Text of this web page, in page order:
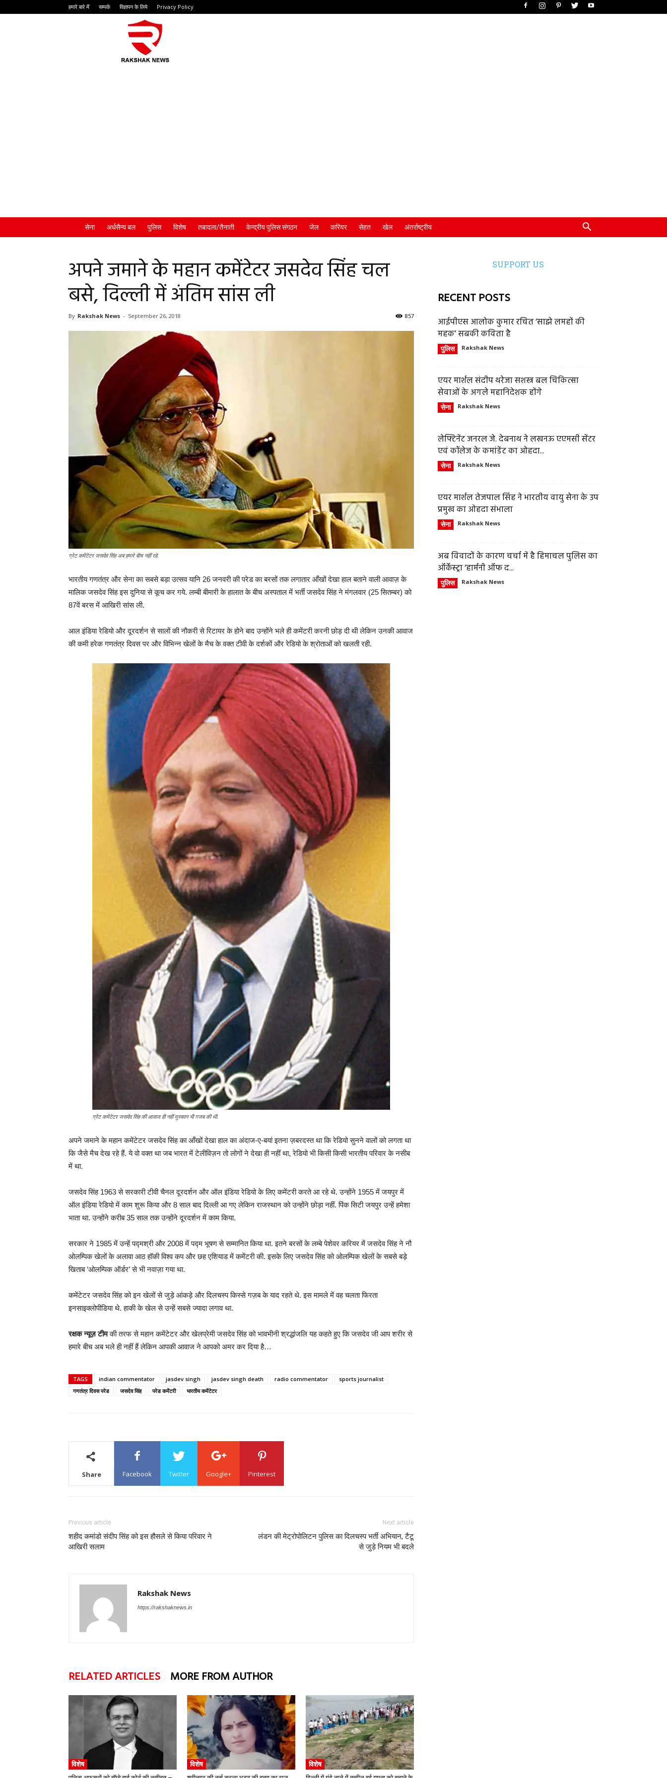
हमारे बारे में सम्पर्क विज्ञापन के लिये Privacy Policy
सेना अर्धसैन्य बल पुलिस विशेष तबादला/तैनाती केन्द्रीय पुलिस संगठन जेल करियर सेहत खेल अंतर्राष्ट्रीय
अपने जमाने के महान कमेंटेटर जसदेव सिंह चल
बसे, दिल्ली में अंतिम सांस ली
By Rakshak News - September 26, 2018 857
ग्रेट कमेंटेटर जसदेव सिंह अब हमारे बीच नहीं रहे.
भारतीय गणतंत्र और सेना का सबसे बड़ा उत्सव यानि 26 जनवरी की परेड का बरसों तक लगातार आँखों देखा हाल बताने वाली आवाज़ के
मालिक जसदेव सिंह इस दुनिया से कूच कर गये. लम्बी बीमारी के हालात के बीच अस्पताल में भर्ती जसदेव सिंह ने मंगलवार (25 सितम्बर) को
87वें बरस में आखिरी सांस ली.
आल इंडिया रेडियो और दूरदर्शन से सालों की नौकरी से रिटायर के होने बाद उन्होंने भले ही कमेंटरी करनी छोड़ दी थी लेकिन उनकी आवाज
की कमी हरेक गणतंत्र दिवस पर और विभिन्न खेलों के मैच के वक्त टीवी के दर्शकों और रेडियो के श्रोताओं को खलती रही.
ग्रेट कमेंटेटर जसदेव सिंह की आवाज ही नहीं मुस्कान भी गजब की थी.
अपने जमाने के महान कमेंटेटर जसदेव सिंह का आँखों देखा हाल का अंदाज-ए-बयां इतना ज़बरदस्त था कि रेडियो सुनने वालों को लगता था
कि जैसे मैच देख रहे हैं. ये वो वक्त था जब भारत में टेलीविज़न तो लोगों ने देखा ही नहीं था, रेडियो भी किसी किसी भारतीय परिवार के नसीब
में था.
जसदेव सिंह 1963 से सरकारी टीवी चैनल दूरदर्शन और ऑल इंडिया रेडियो के लिए कमेंटरी करते आ रहे थे. उन्होंने 1955 में जयपुर में
ऑल इंडिया रेडियो में काम शुरू किया और 8 साल बाद दिल्ली आ गए लेकिन राजस्थान को उन्होंने छोड़ा नहीं. पिंक सिटी जयपुर उन्हें हमेशा
भाता था. उन्होंने करीब 35 साल तक उन्होंने दूरदर्शन में काम किया.
सरकार ने 1985 में उन्हें पद्मश्री और 2008 में पद्म भूषण से सम्मानित किया था. इतने बरसों के लम्बे पेशेवर करियर में जसदेव सिंह ने नौ
ओलम्पिक खेलों के अलावा आठ हॉकी विश्व कप और छह एशियाड में कमेंटरी की. इसके लिए जसदेव सिंह को ओलम्पिक खेलों के सबसे बड़े
खिताब ‘ओलम्पिक ऑर्डर’ से भी नवाज़ा गया था.
कमेंटेटर जसदेव सिंह को इन खेलों से जुड़े आंकड़े और दिलचस्प किस्से गज़ब के याद रहते थे. इस मामले में वह चलता फिरता
इनसाइक्लोपीडिया थे. हाकी के खेल से उन्हें सबसे ज्यादा लगाव था.
रक्षक न्यूज़ टीमकी तरफ से महान कमेंटेटर और खेलप्रेमी जसदेव सिंह को भावभीनी श्रद्धांजलि यह कहते हुए कि जसदेव जी आप शरीर से
हमारे बीच अब भले ही नहीं हैं लेकिन आपकी आवाज ने आपको अमर कर दिया है…
TAGS indian commentator jasdev singh jasdev singh death radio commentator
sports journalist
गणतंत्र दिवस परेड
जसदेव सिंह परेड कमेंटरी भारतीय कमेंटेटर
Share Facebook Twitter Google+ Pinterest
Previous article
शहीद कमांडो संदीप सिंह को इस हौसले से किया परिवार ने
आखिरी सलाम
Next article
लंडन की मेट्रोपोलिटन पुलिस का दिलचस्प भर्ती अभियान, टैटू
से जुड़े नियम भी बदले
Rakshak News
https://rakshaknews.in
RELATED ARTICLES MORE FROM AUTHOR
विशेष विशेष विशेष
SUPPORT US
RECENT POSTS
आईपीएस आलोक कुमार रचित ‘साझे लमहों की
महक’ सबकी कविता है
पुलिस Rakshak News
एयर मार्शल संदीप थरेजा सशस्त्र बल चिकित्सा
सेवाओं के अगले महानिदेशक होंगे
सेना Rakshak News
लेफ्टिनेंट जनरल जे. देबनाथ ने लखनऊ एएमसी सेंटर
एवं कॉलेज के कमांडेंट का ओहदा...
सेना Rakshak News
एयर मार्शल तेजपाल सिंह ने भारतीय वायु सेना के उप
प्रमुख का ओहदा संभाला
सेना Rakshak News
अब विवादों के कारण चर्चा में है हिमाचल पुलिस का
ऑर्केस्ट्रा ‘हार्मनी ऑफ द...
पुलिस Rakshak News